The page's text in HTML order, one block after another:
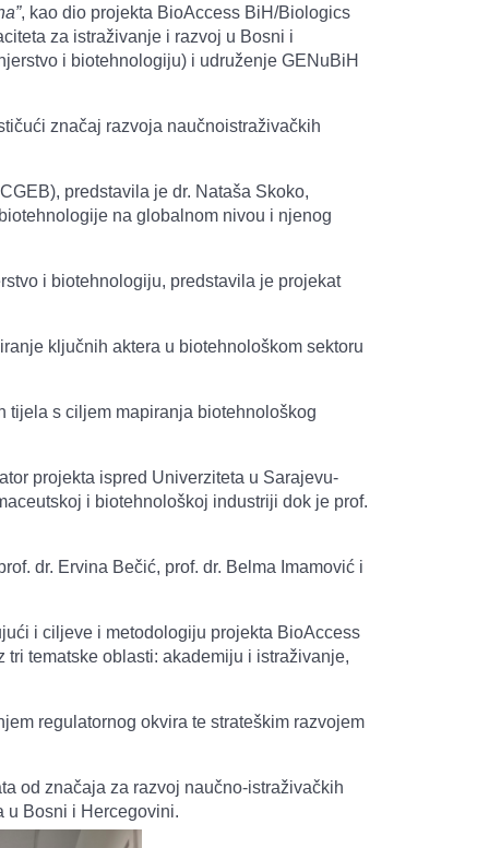
, kao dio projekta BioAccess BiH/Biologics
za istraživanje i razvoj u Bosni i
i biotehnologiju) i udruženje GENuBiH
značaj razvoja naučnoistraživačkih
predstavila je dr. Nataša Skoko,
na globalnom nivou i njenog
i biotehnologiju, predstavila je projekat
ključnih aktera u biotehnološkom sektoru
tijela s ciljem mapiranja biotehnološkog
projekta ispred Univerziteta u Sarajevu-
i biotehnološkoj industriji dok je prof.
dr. Ervina Bečić, prof. dr. Belma Imamović i
i ciljeve i metodologiju projekta BioAccess
tematske oblasti: akademiju i istraživanje,
regulatornog okvira te strateškim razvojem
od značaja za razvoj naučno-istraživačkih
u Bosni i Hercegovini.